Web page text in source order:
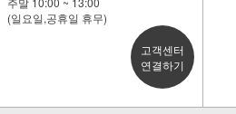
(일요일,공휴일 휴무)
고객센터
연결하기